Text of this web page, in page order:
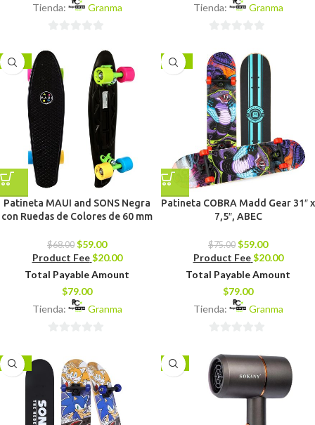
Tienda:
Granma
de
Tienda:
Granma
de
5
-13%
Patineta MAUI and SONS Negra
con Ruedas de Colores de 60 mm
$68.00 $59.00
Product Fee $20.00
Total Payable Amount
$79.00
Tienda:
Granma
5
-21%
Patineta COBRA Madd Gear 31″ x
7,5″, ABEC
$75.00 $59.00
Product Fee $20.00
Total Payable Amount
$79.00
Tienda:
Granma
de
5
-16% -8%